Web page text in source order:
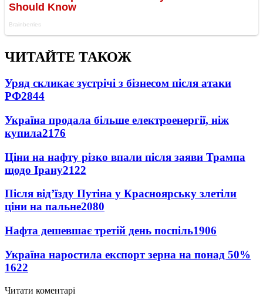
ЧИТАЙТЕ ТАКОЖ
Уряд скликає зустрічі з бізнесом після атаки
РФ2844
Україна продала більше електроенергії, ніж
купила2176
Ціни на нафту різко впали після заяви Трампа
щодо Ірану2122
Після від’їзду Путіна у Красноярську злетіли
ціни на пальне2080
Нафта дешевшає третій день поспіль1906
Україна наростила експорт зерна на понад 50%
1622
Читати коментарі